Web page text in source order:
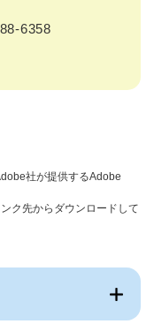
6358
社が提供するAdobe
ク先からダウンロードして